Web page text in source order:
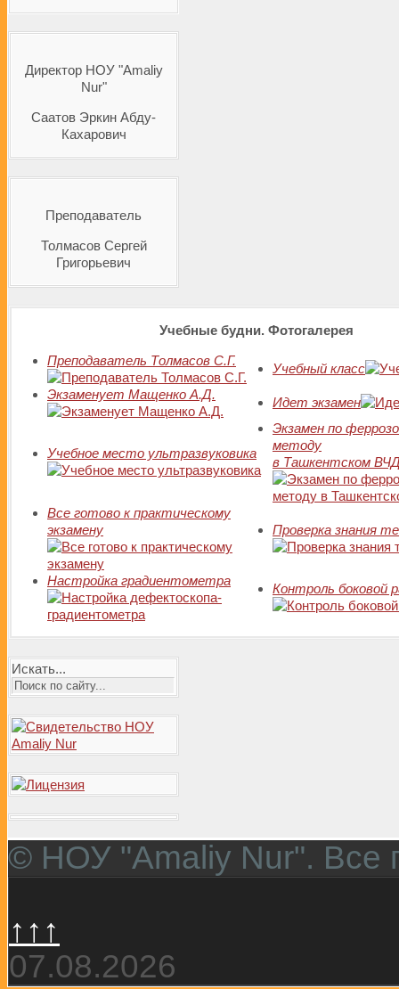
Директор НОУ "Amaliy
Nur"
Саатов Эркин Абду-
Кахарович
Преподаватель
Толмасов Сергей
Григорьевич
Учебные будни. Фотогалерея
Преподаватель Толмасов С.Г.
Учебный класс
Экзамeнует Мащенко А.Д.
Идет экзамен
Учебное место ультразвуковика
Экзамен по
методу
в Ташкентском
Все готово к практическому
экзамену
Проверка знания
Настройка градиентометра
Контроль боковой
Искать...
© НОУ "Amaliy Nur". Все
↑↑↑
07.08.2026